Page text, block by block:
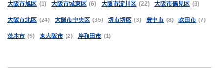
大阪市旭区 (1) 大阪市城東区 (6) 大阪市淀川区 (22) 大阪市鶴見区 (3)
大阪市北区 (24) 大阪市中央区 (35) 堺市堺区 (3) 豊中市 (8) 吹田市 (7)
茨木市 (5) 東大阪市 (2) 岸和田市 (1)